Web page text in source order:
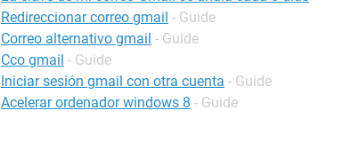
Redireccionar correo gmail - Guide
Correo alternativo gmail - Guide
Cco gmail - Guide
Iniciar sesión gmail con otra cuenta - Guide
Acelerar ordenador windows 8 - Guide